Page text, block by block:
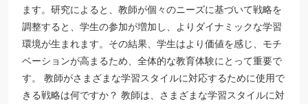
ます。研究によると、教師が個々のニーズに基づいて戦略を
調整すると、学生の参加が増加し、よりダイナミックな学習
環境が生まれます。その結果、学生はより価値を感じ、モチ
ベーションが高まるため、全体的な教育体験にとって重要で
す。 教師がさまざまな学習スタイルに対応するために使用で
きる戦略は何ですか？ 教師は、さまざまな学習スタイルに対